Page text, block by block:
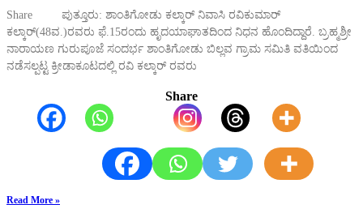
Share ಪುತ್ತೂರು: ಶಾಂತಿಗೋಡು ಕಲ್ಕಾರ್ ನಿವಾಸಿ ರವಿಕುಮಾರ್
ಕಲ್ಕಾರ್(48ವ.)ರವರು ಫೆ.15ರಂದು ಹೃದಯಾಘಾತದಿಂದ ನಿಧನ ಹೊಂದಿದ್ದಾರೆ. ಬ್ರಹ್ಮಶ್ರೀ
ನಾರಾಯಣ ಗುರುಪೂಜೆ ಸಂದರ್ಭ ಶಾಂತಿಗೋಡು ಬಿಲ್ಲವ ಗ್ರಾಮ ಸಮಿತಿ ವತಿಯಿಂದ
ನಡೆಸಲ್ಪಟ್ಟ ಕ್ರೀಡಾಕೂಟದಲ್ಲಿ ರವಿ ಕಲ್ಕಾರ್ ರವರು
Share
Read More »